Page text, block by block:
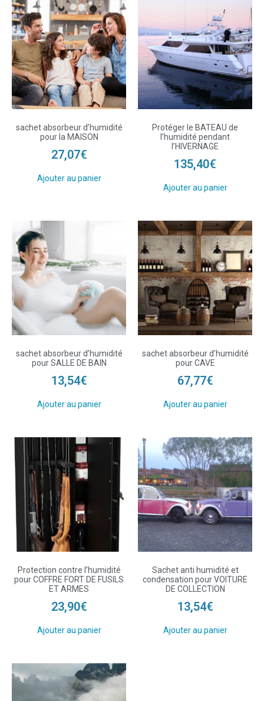
sachet absorbeur d’humidité
pour la MAISON
27,07€
Ajouter au panier
Protéger le BATEAU de
l’humidité pendant
l’HIVERNAGE
135,40€
Ajouter au panier
sachet absorbeur d’humidité
pour SALLE DE BAIN
13,54€
Ajouter au panier
sachet absorbeur d’humidité
pour CAVE
67,77€
Ajouter au panier
Protection contre l’humidité
pour COFFRE FORT DE FUSILS
ET ARMES
23,90€
Ajouter au panier
Sachet anti humidité et
condensation pour VOITURE
DE COLLECTION
13,54€
Ajouter au panier